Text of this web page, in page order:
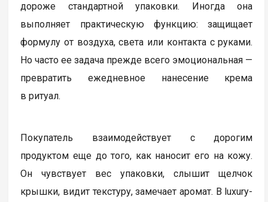
дороже стандартной упаковки. Иногда она
выполняет практическую функцию: защищает
формулу от воздуха, света или контакта с руками.
Но часто ее задача прежде всего эмоциональная —
превратить ежедневное нанесение крема
в ритуал.
Покупатель взаимодействует с дорогим
продуктом еще до того, как наносит его на кожу.
Он чувствует вес упаковки, слышит щелчок
крышки, видит текстуру, замечает аромат. В luxury-